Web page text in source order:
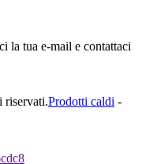
la tua e-mail e contattaci
Prodotti caldi -